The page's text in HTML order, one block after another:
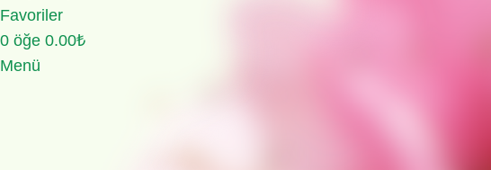
Favoriler
0 öğe 0.00₺
Menü